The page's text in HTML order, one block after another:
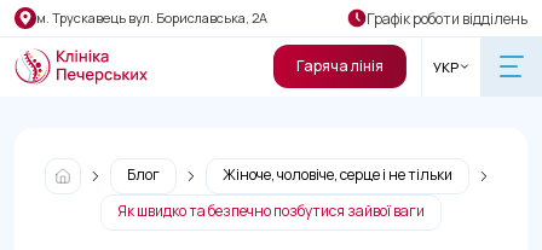
м. Трускавець вул. Бориславська, 2А Графік роботи відділень
Гаряча лінія УКР
Блог
Жіноче, чоловіче, серце і не тільки
Як швидко та безпечно позбутися зайвої ваги